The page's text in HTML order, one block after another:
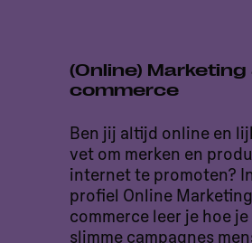
(Online) Marketing
commerce
Ben jij altijd online en
vet om merken en
internet te promoten?
profiel Online
commerce leer je hoe
slimme campagnes